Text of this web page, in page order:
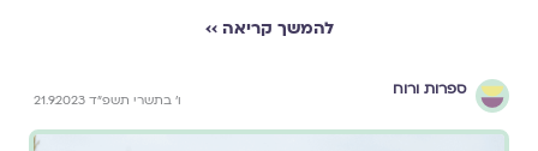
להמשך קריאה ››
ספרות ורוח
ו׳ בתשרי תשפ״ד 21.9.2023